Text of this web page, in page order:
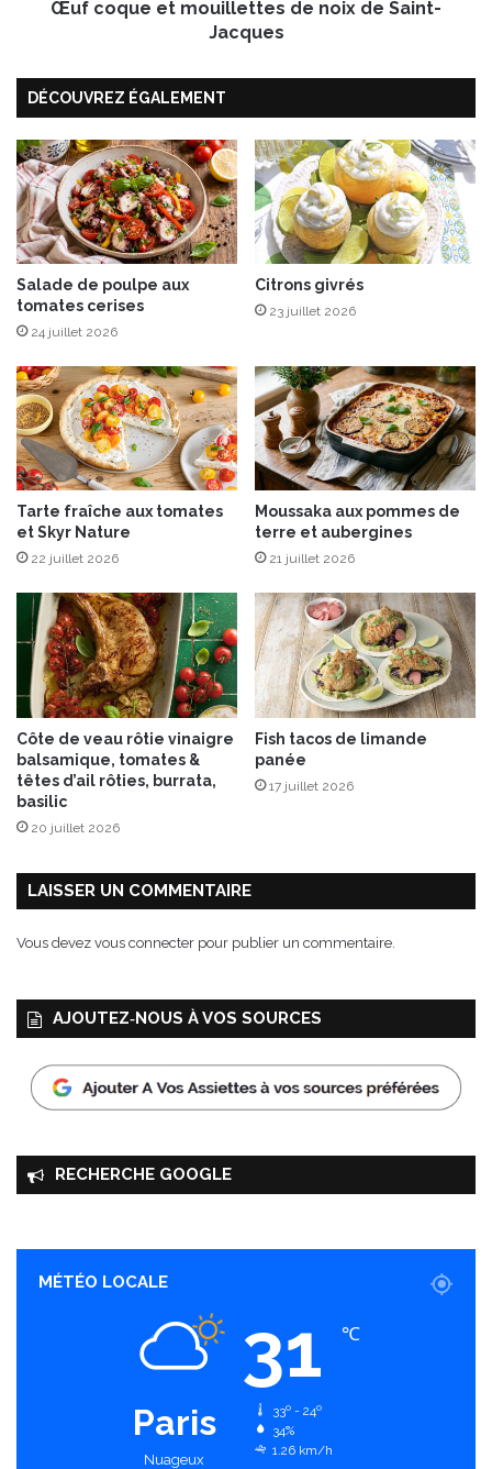
s
a
n
e
t
t
e
s
5
0
c
!
u
l
l
e
t
t
e
s
d
e
n
i
x
d
e
S
a
n
t
u
e
s
Œuf coque et mouillettes de noix de Saint-
Jacques
DÉCOUVREZ ÉGALEMENT
Salade de poulpe aux
tomates cerises
24 juillet 2026
Citrons givrés
23 juillet 2026
Tarte fraîche aux tomates
et Skyr Nature
22 juillet 2026
Moussaka aux pommes de
terre et aubergines
21 juillet 2026
Côte de veau rôtie vinaigre
balsamique, tomates &
têtes d’ail rôties, burrata,
basilic
20 juillet 2026
Fish tacos de limande
panée
17 juillet 2026
LAISSER UN COMMENTAIRE
Vous devez vous connecter pour publier un commentaire.
AJOUTEZ‑NOUS À VOS SOURCES
RECHERCHE GOOGLE
MÉTÉO LOCALE
Paris
Nuageux
31 ℃
33º - 24º
34%
1.26 km/h